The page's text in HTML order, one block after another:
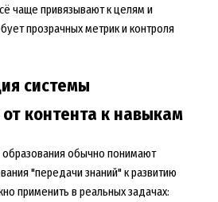
чаще привязывают к целям и
прозрачных метрик и контроля
системы
контента к навыкам
обычно понимают
"передачи знаний" к развитию
применить в реальных задачах: